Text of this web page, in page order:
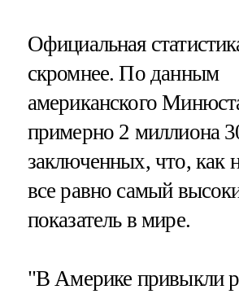
Официальная
скромнее. По данным
американского
примерно 2 миллиона
заключенных, что, как
все равно самый
показатель в мире.
"В Америке привыкли